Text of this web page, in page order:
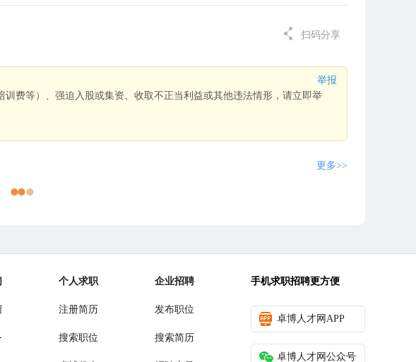
扫码分享
举报
费等）、强迫入股或集资、收取不正当利益或其他违法情形，请立即举
更多>>
个人求职
注册简历
搜索职位
企业招聘
发布职位
搜索简历
手机求职招聘更方便
卓博人才网APP
卓博人才网公众号